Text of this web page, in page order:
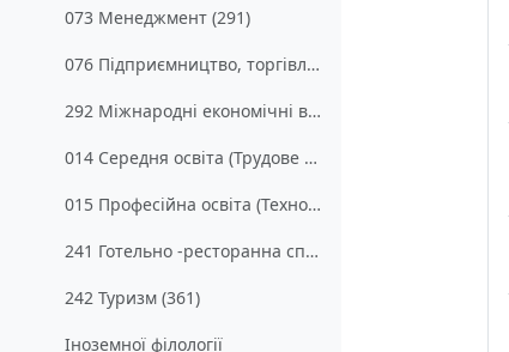
073 Менеджмент (291)
076 Підприємництво, торгівля та біржова діяльність (251)
292 Міжнародні економічні відносини (241)
014 Середня освіта (Трудове навчання та технології) (311)
015 Професійна освіта (Технологія виробництва і переробки продуктів сільського господарства) (302)
241 Готельно -ресторанна справа (321)
242 Туризм (361)
Іноземної філології